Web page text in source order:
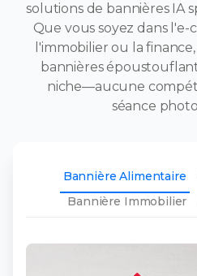
solutions de bannières IA
Que vous soyez dans
l'immobilier ou la
bannières
niche—aucune
séance
Bannière Alimentaire
Bannière Immobilier